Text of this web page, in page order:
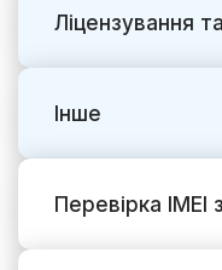
Ліцензування
Інше
Перевірка